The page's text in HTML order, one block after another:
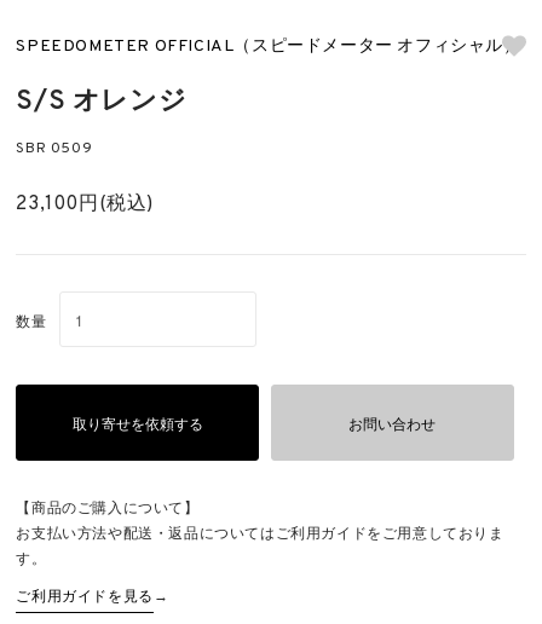
SPEEDOMETER OFFICIAL（スピードメーター オフィシャル）
S/S オレンジ
SBR 0509
23,100円(税込)
数量
取り寄せを依頼する お問い合わせ
【商品のご購入について】
お支払い方法や配送・返品についてはご利用ガイドをご用意しておりま
す。
ご利用ガイドを見る →